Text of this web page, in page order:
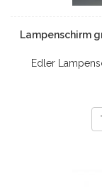
Lampenschirm
Edler